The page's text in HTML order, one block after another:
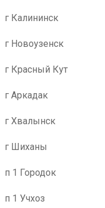
г Калининск
г Новоузенск
г Красный Кут
г Аркадак
г Хвалынск
г Шиханы
п 1 Городок
п 1 Учхоз